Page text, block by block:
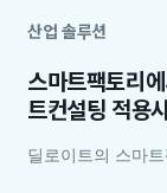
산업 솔루션
스마트팩토리
트컨설팅 적용
딜로이트의 스마